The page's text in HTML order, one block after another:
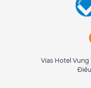
Vias Hotel Vung